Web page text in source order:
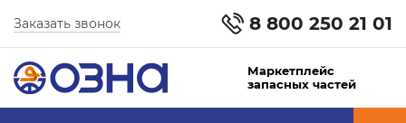
8 800 250 21 01
Заказать звонок
Маркетплейс
запасных частей